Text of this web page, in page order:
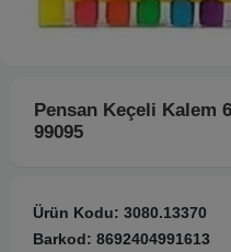
Pensan Keçeli Kalem
99095
Ürün Kodu: 3080.13370
Barkod: 8692404991613